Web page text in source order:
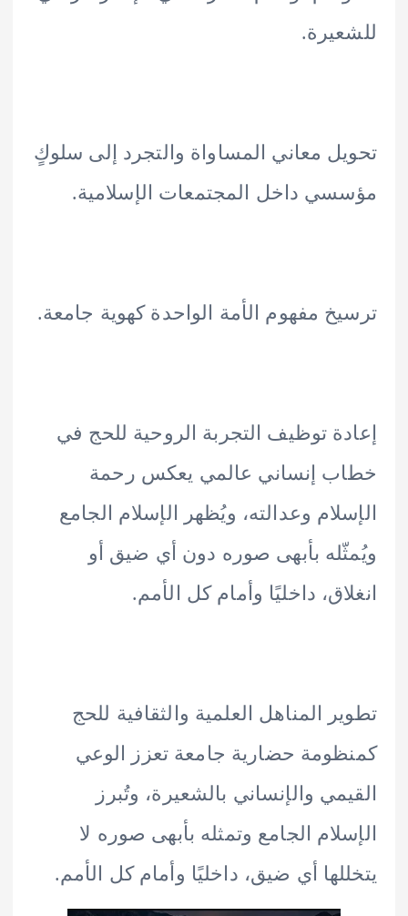
معاني المساواة والتجرد إلى سلوكٍ
داخل المجتمعات الإسلامية.
مفهوم الأمة الواحدة كهوية جامعة.
توظيف التجربة الروحية للحج في
إنساني عالمي يعكس رحمة
وعدالته، ويُظهر الإسلام الجامع
بأبهى صوره دون أي ضيق أو
داخليًا وأمام كل الأمم.
المناهل العلمية والثقافية للحج
حضارية جامعة تعزز الوعي
والإنساني بالشعيرة، وتُبرز
الجامع وتمثله بأبهى صوره لا
أي ضيق، داخليًا وأمام كل الأمم.